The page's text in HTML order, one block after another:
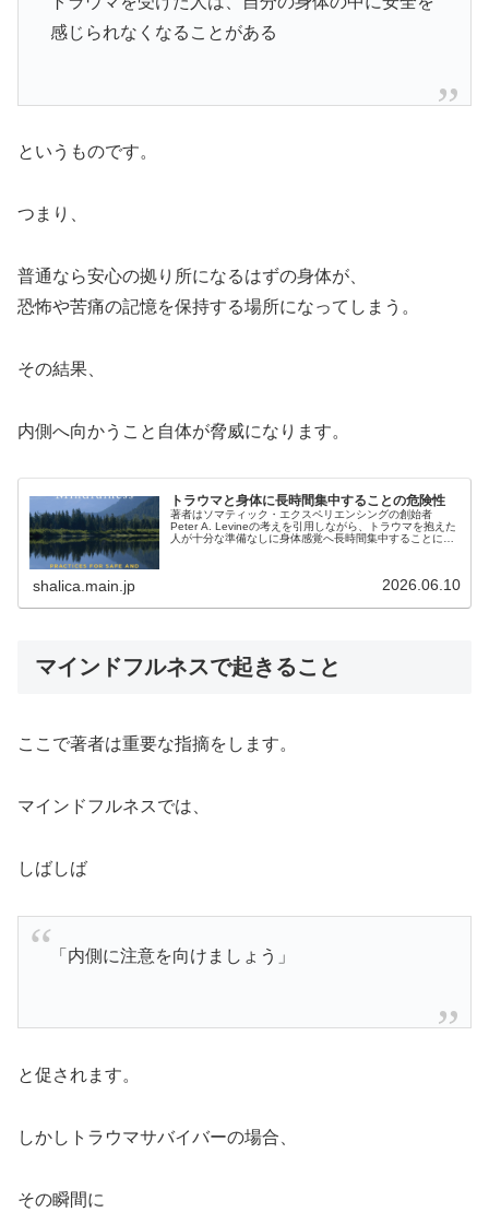
感じられなくなることがある
というものです。
つまり、
普通なら安心の拠り所になるはずの身体が、
恐怖や苦痛の記憶を保持する場所になってしまう。
その結果、
内側へ向かうこと自体が脅威になります。
トラウマと身体に長時間集中することの危険性
著者はソマティック・エクスペリエンシングの創始者
Peter A. Levineの考えを引用しながら、トラウマを抱えた
人が十分な準備なしに身体感覚へ長時間集中することには
shalica.main.jp 2026.06.10
マインドフルネスで起きること
ここで著者は重要な指摘をします。
マインドフルネスでは、
しばしば
「内側に注意を向けましょう」
と促されます。
しかしトラウマサバイバーの場合、
その瞬間に